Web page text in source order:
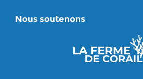
Nous soutenons